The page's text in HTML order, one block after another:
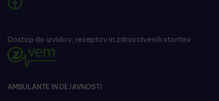
Dostop do izvidov, receptov in zdravstvenih storitev
AMBULANTE IN DEJAVNOSTI